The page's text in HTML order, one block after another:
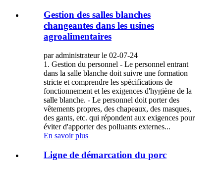
Gestion des salles blanches
changeantes dans les usines
agroalimentaires
par administrateur le 02-07-24
1. Gestion du personnel - Le personnel entrant
dans la salle blanche doit suivre une formation
stricte et comprendre les spécifications de
fonctionnement et les exigences d'hygiène de la
salle blanche. - Le personnel doit porter des
vêtements propres, des chapeaux, des masques,
des gants, etc. qui répondent aux exigences pour
éviter d'apporter des polluants externes...
En savoir plus
Ligne de démarcation du porc